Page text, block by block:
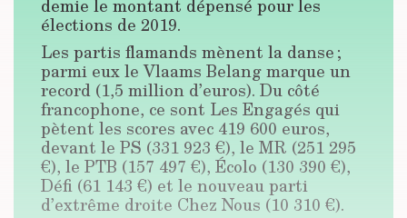
demie le montant dépensé pour les
élections de 2019.
Les partis flamands mènent la danse ;
parmi eux le Vlaams Belang marque un
record (1,5 million d’euros). Du côté
francophone, ce sont Les Engagés qui
pètent les scores avec 419 600 euros,
devant le PS (331 923 €), le MR (251 295
€), le PTB (157 497 €), Écolo (130 390 €),
Défi (61 143 €) et le nouveau parti
d’extrême droite Chez Nous (10 310 €).